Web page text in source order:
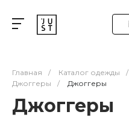
Главная / Каталог одежды /
Джоггеры
/ Джоггеры
Джоггеры